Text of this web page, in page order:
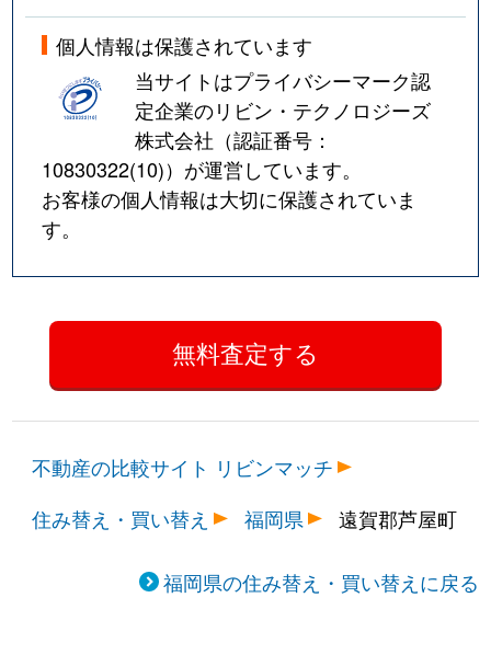
個人情報は保護されています
当サイトはプライバシーマーク認
定企業のリビン・テクノロジーズ
株式会社（認証番号：
10830322(10)）が運営しています。
お客様の個人情報は大切に保護されていま
す。
不動産の比較サイト リビンマッチ
住み替え・買い替え
福岡県 遠賀郡芦屋町
福岡県の住み替え・買い替えに戻る